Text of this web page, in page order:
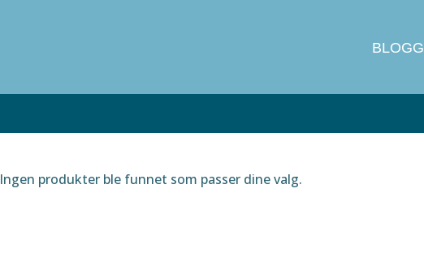
BLOGG
Ingen produkter ble funnet som passer dine valg.